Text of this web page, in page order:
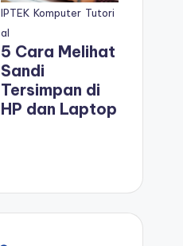
IPTEK Komputer Tutori
al
5 Cara Melihat
Sandi
Tersimpan di
HP dan Laptop